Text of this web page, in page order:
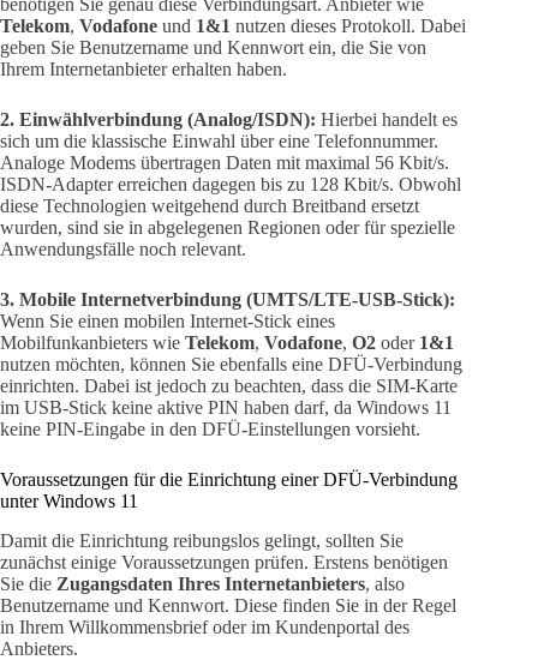
benötigen Sie genau diese Verbindungsart. Anbieter wie
Telekom, Vodafone und 1&1 nutzen dieses Protokoll. Dabei
geben Sie Benutzername und Kennwort ein, die Sie von
Ihrem Internetanbieter erhalten haben.
2. Einwählverbindung (Analog/ISDN): Hierbei handelt es
sich um die klassische Einwahl über eine Telefonnummer.
Analoge Modems übertragen Daten mit maximal 56 Kbit/s.
ISDN-Adapter erreichen dagegen bis zu 128 Kbit/s. Obwohl
diese Technologien weitgehend durch Breitband ersetzt
wurden, sind sie in abgelegenen Regionen oder für spezielle
Anwendungsfälle noch relevant.
3. Mobile Internetverbindung (UMTS/LTE-USB-Stick):
Wenn Sie einen mobilen Internet-Stick eines
Mobilfunkanbieters wie Telekom, Vodafone, O2 oder 1&1
nutzen möchten, können Sie ebenfalls eine DFÜ-Verbindung
einrichten. Dabei ist jedoch zu beachten, dass die SIM-Karte
im USB-Stick keine aktive PIN haben darf, da Windows 11
keine PIN-Eingabe in den DFÜ-Einstellungen vorsieht.
Voraussetzungen für die Einrichtung einer DFÜ-Verbindung
unter Windows 11
Damit die Einrichtung reibungslos gelingt, sollten Sie
zunächst einige Voraussetzungen prüfen. Erstens benötigen
Sie die Zugangsdaten Ihres Internetanbieters, also
Benutzername und Kennwort. Diese finden Sie in der Regel
in Ihrem Willkommensbrief oder im Kundenportal des
Anbieters.